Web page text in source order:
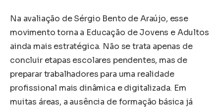
Na avaliação de Sérgio Bento de Araújo, esse
movimento torna a Educação de Jovens e Adultos
ainda mais estratégica. Não se trata apenas de
concluir etapas escolares pendentes, mas de
preparar trabalhadores para uma realidade
profissional mais dinâmica e digitalizada. Em
muitas áreas, a ausência de formação básica já